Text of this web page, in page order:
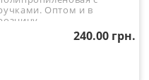
Оптом и в
240.00грн.